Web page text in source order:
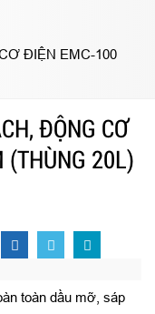
ĐIỆN EMC-100
ĐỘNG CƠ
(THÙNG 20L)
toàn dầu mỡ, sáp